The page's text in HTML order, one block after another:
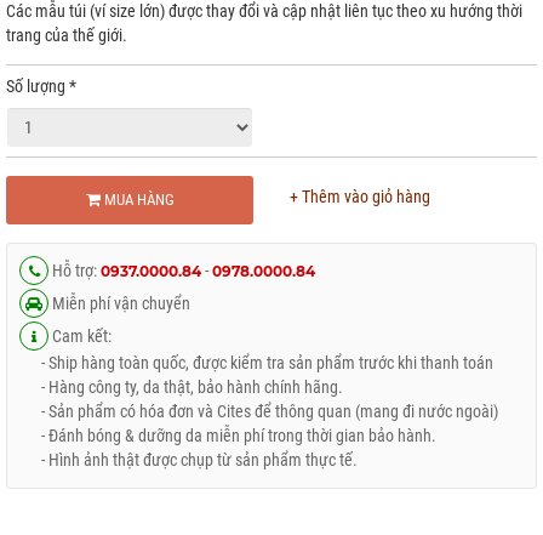
Các mẫu túi (ví size lớn) được thay đổi và cập nhật liên tục theo xu hướng thời
trang của thế giới.
Số lượng *
MUA HÀNG + Thêm vào giỏ hàng
Hỗ trợ: 0937.0000.84- 0978.0000.84
Miễn phí vận chuyển
Cam kết:
- Ship hàng toàn quốc, được kiểm tra sản phẩm trước khi thanh toán
- Hàng công ty, da thật, bảo hành chính hãng.
- Sản phẩm có hóa đơn và Cites để thông quan (mang đi nước ngoài)
- Đánh bóng & dưỡng da miễn phí trong thời gian bảo hành.
- Hình ảnh thật được chụp từ sản phẩm thực tế.